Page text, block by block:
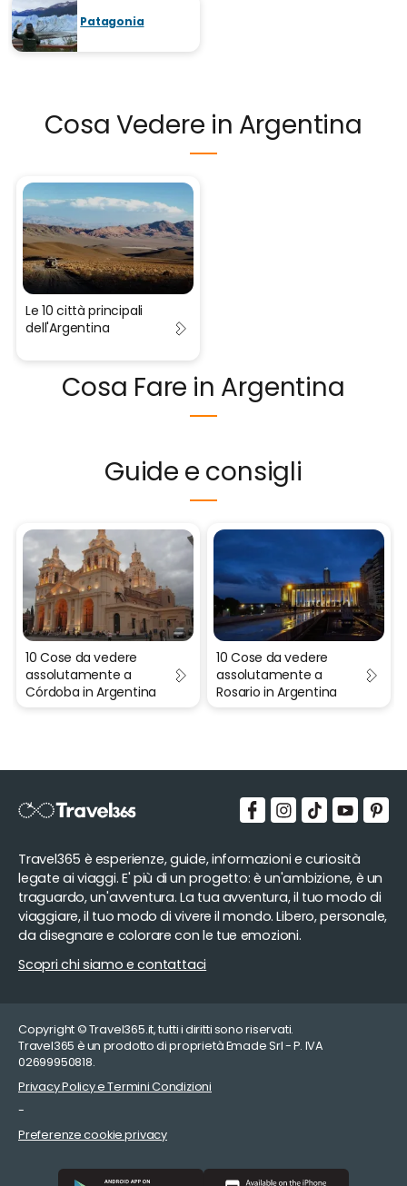
Patagonia
Cosa Vedere in Argentina
Le 10 città principali
dell'Argentina
Cosa Fare in Argentina
Guide e consigli
10 Cose da vedere
assolutamente a
Córdoba in Argentina
10 Cose da vedere
assolutamente a
Rosario in Argentina
Travel365 è esperienze, guide, informazioni e curiosità
legate ai viaggi. E' più di un progetto: è un'ambizione, è un
traguardo, un'avventura. La tua avventura, il tuo modo di
viaggiare, il tuo modo di vivere il mondo. Libero, personale,
da disegnare e colorare con le tue emozioni.
Scopri chi siamo e contattaci
Copyright © Travel365.it, tutti i diritti sono riservati.
Travel365 è un prodotto di proprietà Emade Srl - P. IVA
02699950818.
Privacy Policy e Termini Condizioni
-
Preferenze cookie privacy